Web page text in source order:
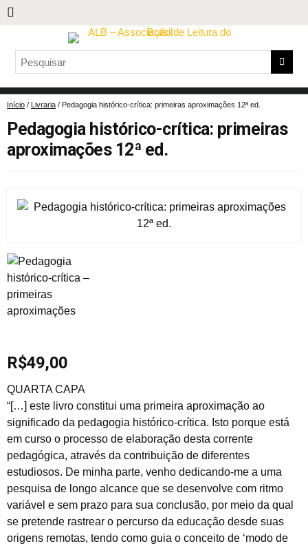
Início / Livraria / Pedagogia histórico-crítica: primeiras aproximações 12ª ed.
Pedagogia histórico-crítica: primeiras
aproximações 12ª ed.
R$49,00
QUARTA CAPA
“[…] este livro constitui uma primeira aproximação ao
significado da pedagogia histórico-crítica. Isto porque está
em curso o processo de elaboração desta corrente
pedagógica, através da contribuição de diferentes
estudiosos. De minha parte, venho dedicando-me a uma
pesquisa de longo alcance que se desenvolve com ritmo
variável e sem prazo para sua conclusão, por meio da qual
se pretende rastrear o percurso da educação desde suas
origens remotas, tendo como guia o conceito de ‘modo de